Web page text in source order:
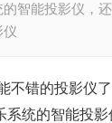
智能投影仪，
仪
不错的投影仪
统的智能投